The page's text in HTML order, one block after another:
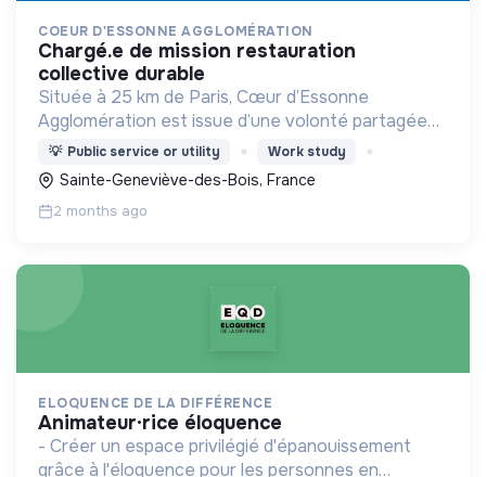
COEUR D'ESSONNE AGGLOMÉRATION
chargé.e de mission restauration
collective durable
Située à 25 km de Paris, Cœur d’Essonne
Agglomération est issue d’une volonté partagée
des 21 communes membres de construire un cadre
de vie durable, solidaire et attractif pour ses 208
000 habitants
💡 Public service or utility Work study
Sainte-Geneviève-des-Bois, France
2 months ago
ELOQUENCE DE LA DIFFÉRENCE
animateur·rice éloquence
- Créer un espace privilégié d'épanouissement
grâce à l'éloquence pour les personnes en